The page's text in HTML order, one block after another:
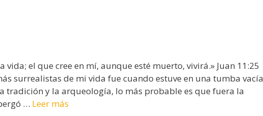
vida; el que cree en mí, aunque esté muerto, vivirá.» Juan 11:25
surrealistas de mi vida fue cuando estuve en una tumba vacía
tradición y la arqueología, lo más probable es que fuera la
… Leer más